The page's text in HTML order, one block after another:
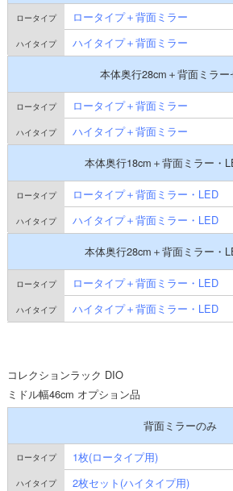
ロータイプ＋背面ミラー
ハイタイプ＋背面ミラー
本体奥行28cm＋背面ミラー
ロータイプ＋背面ミラー
ハイタイプ＋背面ミラー
本体奥行18cm＋背面ミラー・
ロータイプ＋背面ミラー・LED
ハイタイプ＋背面ミラー・LED
本体奥行28cm＋背面ミラー・
ロータイプ＋背面ミラー・LED
ハイタイプ＋背面ミラー・LED
コレクションラック DIO
ミドル幅46cm オプション品
背面ミラーのみ
1枚(ロータイプ用)
2枚セット(ハイタイプ用)